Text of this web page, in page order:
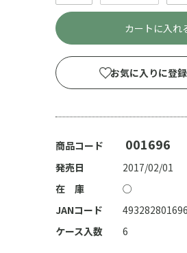
商品コード 001696
発売日
2017/02/01
在 庫
○
カートに入れ
お気に入りに登
JANコード
ケース入数
6